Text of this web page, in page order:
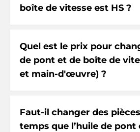
boîte de vitesse est HS ?
Quel est le prix pour
de pont et de boîte de
et main-d'œuvre) ?
Faut-il changer des
temps que l’huile de pont